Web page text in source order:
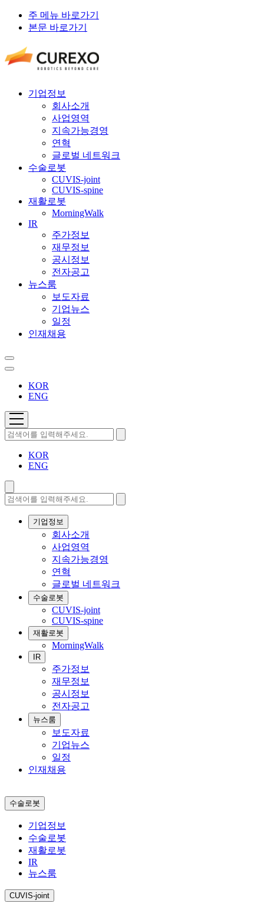
주 메뉴 바로가기
본문 바로가기
기업정보
회사소개
사업영역
지속가능경영
연혁
글로벌 네트워크
수술로봇
CUVIS-joint
CUVIS-spine
재활로봇
MorningWalk
IR
주가정보
재무정보
공시정보
전자공고
뉴스룸
보도자료
기업뉴스
일정
인재채용
KOR
ENG
KOR
ENG
기업정보
회사소개
사업영역
지속가능경영
연혁
글로벌 네트워크
수술로봇
CUVIS-joint
CUVIS-spine
재활로봇
MorningWalk
IR
주가정보
재무정보
공시정보
전자공고
뉴스룸
보도자료
기업뉴스
일정
인재채용
수술로봇
기업정보
수술로봇
재활로봇
IR
뉴스룸
CUVIS-joint